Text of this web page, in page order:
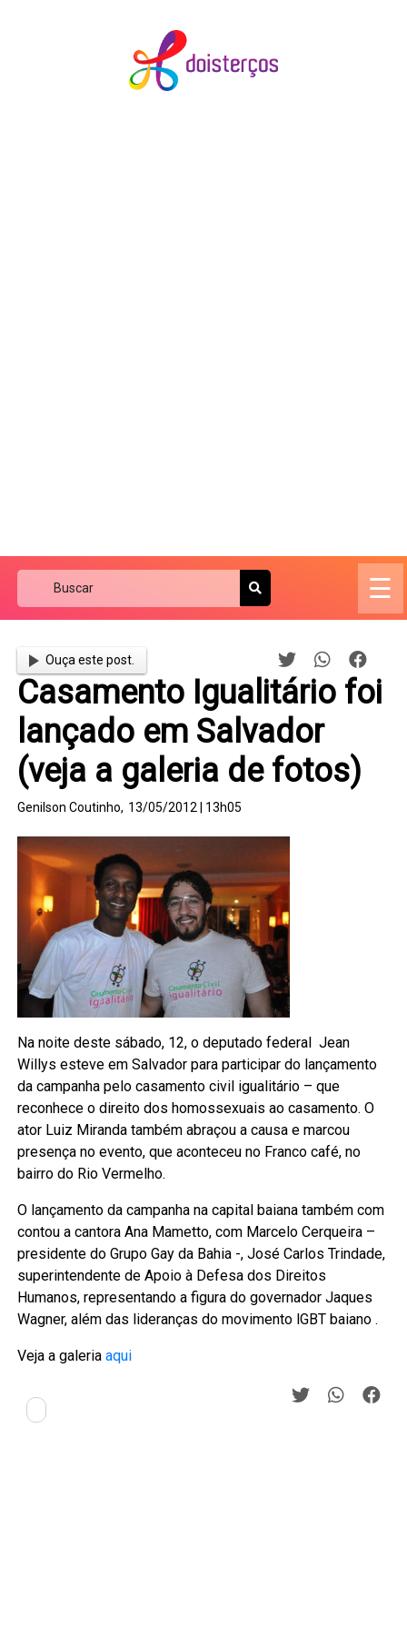
☰
Ouça este post.
Casamento Igualitário foi
lançado em Salvador
(veja a galeria de fotos)
Genilson Coutinho, 13/05/2012 | 13h05
Na noite deste sábado, 12, o deputado federal Jean
Willys esteve em Salvador para participar do lançamento
da campanha pelo casamento civil igualitário – que
reconhece o direito dos homossexuais ao casamento. O
ator Luiz Miranda também abraçou a causa e marcou
presença no evento, que aconteceu no Franco café, no
bairro do Rio Vermelho.
O lançamento da campanha na capital baiana também com
contou a cantora Ana Mametto, com Marcelo Cerqueira –
presidente do Grupo Gay da Bahia -, José Carlos Trindade,
superintendente de Apoio à Defesa dos Direitos
Humanos, representando a figura do governador Jaques
Wagner, além das lideranças do movimento lGBT baiano .
Veja a galeriaaqui